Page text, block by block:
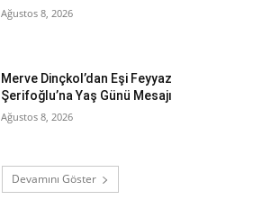
Ağustos 8, 2026
Merve Dinçkol’dan Eşi Feyyaz
Şerifoğlu’na Yaş Günü Mesajı
Ağustos 8, 2026
Devamını Göster